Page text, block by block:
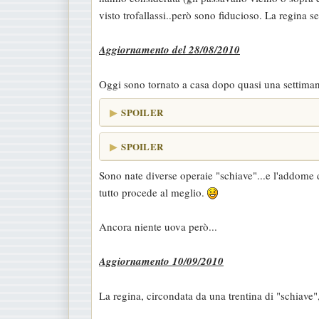
visto trofallassi..però sono fiducioso. La regina
Aggiornamento del 28/08/2010
Oggi sono tornato a casa dopo quasi una
SPOILER
SPOILER
Sono nate diverse operaie "schiave"...e
tutto procede al meglio.
Ancora niente uova però...
Aggiornamento 10/09/2010
La regina, circondata da una trentina di